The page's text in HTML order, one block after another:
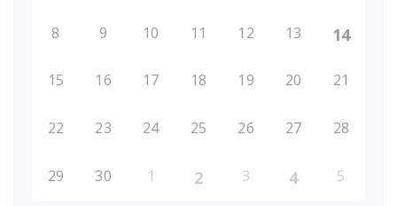
8 9 10 11 12 13 14
15 16 17 18 19 20 21
22 23 24 25 26 27 28
29 30 1 2 3 4 5